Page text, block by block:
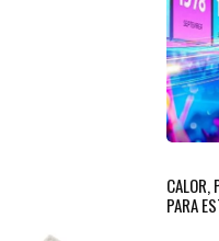
CALOR,
PARA